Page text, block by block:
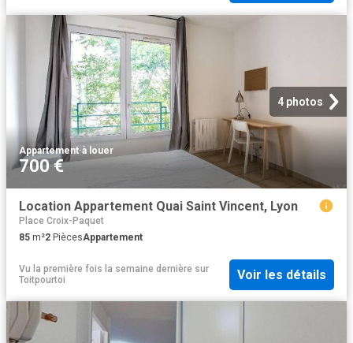
4 photos
Appartement·à louer
700 €
Location Appartement Quai Saint Vincent, Lyon
Place Croix-Paquet
85 m²2 PiècesAppartement
Vu la première fois la semaine dernière sur
Toitpourtoi
Voir les détails